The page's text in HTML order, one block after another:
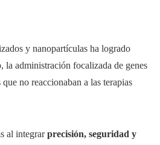
y nanopartículas ha logrado
la administración focalizada de genes
no reaccionaban a las terapias
al integrarprecisión, seguridad y